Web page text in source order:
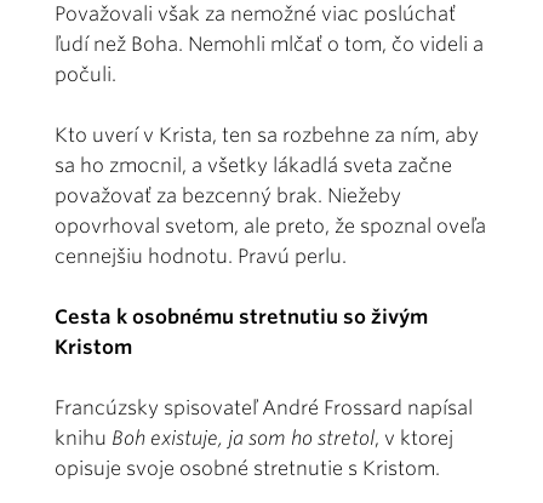
Považovali však za nemožné viac poslúchať
ľudí než Boha. Nemohli mlčať o tom, čo videli a
počuli.
Kto uverí v Krista, ten sa rozbehne za ním, aby
sa ho zmocnil, a všetky lákadlá sveta začne
považovať za bezcenný brak. Niežeby
opovrhoval svetom, ale preto, že spoznal oveľa
cennejšiu hodnotu. Pravú perlu.
Cesta k osobnému stretnutiu so živým
Kristom
Francúzsky spisovateľ André Frossard napísal
knihu Boh existuje, ja som ho stretol, v ktorej
opisuje svoje osobné stretnutie s Kristom.